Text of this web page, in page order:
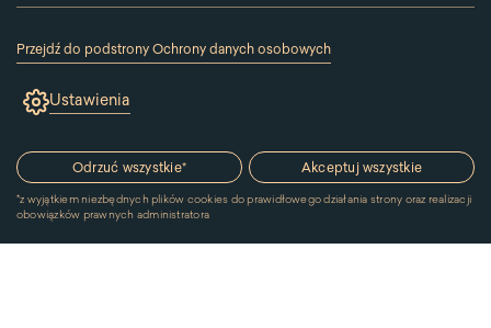
„Cookies” znajdującą się w stopce.
Przesuwając suwak w prawą stronę aktywujesz zgodę na
konkretne ciasteczko. Przesuwając suwak w lewą stronę
wyłączasz taką zgodę.
Przejdź do podstrony Ochrony danych osobowych
(link
się
oknie)
Ustawienia
Odrzuć wszystkie*
*z wyjątkiem niezbędnych plików cookies do prawidłowego działania strony oraz realizacji
obowiązków prawnych administratora
Akceptuj wszystkie